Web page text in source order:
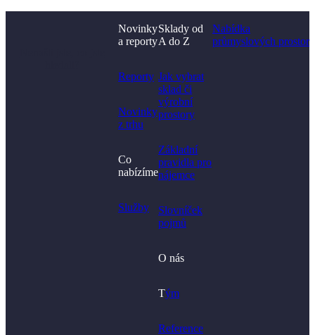
Novinky
a reporty
Reporty
Novinky
z trhu
Co
nabízíme
Služby
Sklady od
A do Z
Jak vybrat
sklad či
výrobní
prostory​
Základní
pravidla pro
nájemce
Slovníček
pojmů
O nás
Tým
Reference
Nabídka
průmyslových prostor